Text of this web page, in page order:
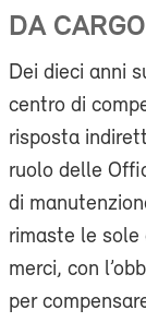
DA
Dei dieci anni
centro di
risposta
ruolo delle
di
rimaste le
merci, con
per